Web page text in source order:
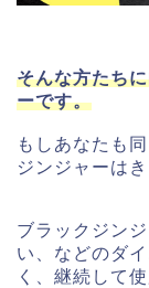
そんな方たち
ーです。
もしあなたも
ジンジャーは
ブラックジン
い、などのダ
く、継続して